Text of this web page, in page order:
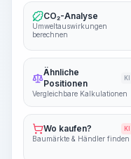
CO₂-Analyse
Umweltauswirkungen
berechnen
Ähnliche
Positionen
KI
Vergleichbare Kalkulationen
Wo kaufen? KI
Baumärkte & Händler finden